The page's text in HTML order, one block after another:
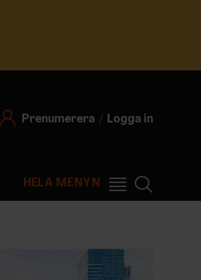
Prenumerera Logga in
HELA MENYN